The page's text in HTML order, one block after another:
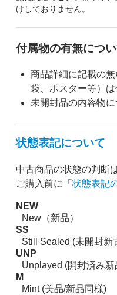
けしておりません。
付属物の有無につ
商品詳細に記載の
袋、ポスター等）は
未開封品の内容物に
状態表記について
中古商品の状態の判断
ご購入前に「 状態表記
NEW
New（新品）
SS
Still Sealed (未開封新
UNP
Unplayed (開封済み新
M
Mint (美品/新品同様)